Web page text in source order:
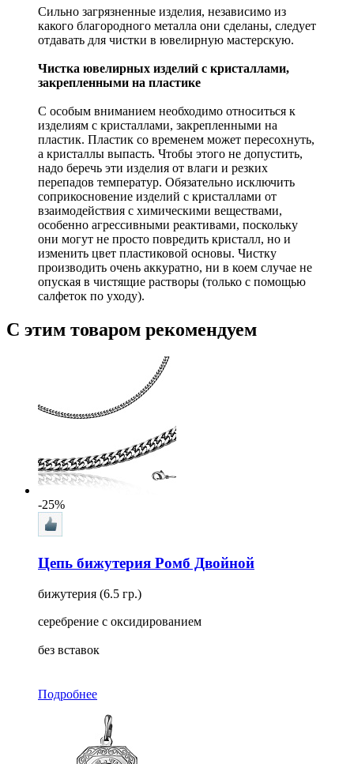
Сильно загрязненные изделия, независимо из
какого благородного металла они сделаны, следует
отдавать для чистки в ювелирную мастерскую.
Чистка ювелирных изделий с кристаллами,
закрепленными на пластике
С особым вниманием необходимо относиться к
изделиям с кристаллами, закрепленными на
пластик. Пластик со временем может пересохнуть,
а кристаллы выпасть. Чтобы этого не допустить,
надо беречь эти изделия от влаги и резких
перепадов температур. Обязательно исключить
соприкосновение изделий с кристаллами от
взаимодействия с химическими веществами,
особенно агрессивными реактивами, поскольку
они могут не просто повредить кристалл, но и
изменить цвет пластиковой основы. Чистку
производить очень аккуратно, ни в коем случае не
опуская в чистящие растворы (только с помощью
салфеток по уходу).
С этим товаром рекомендуем
-25%
Цепь бижутерия Ромб Двойной
бижутерия (6.5 гр.)
серебрение с оксидированием
без вставок
Подробнее